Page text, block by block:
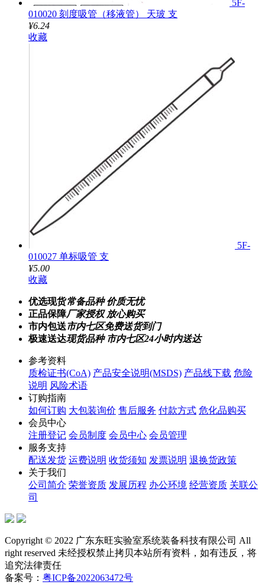
5F-
010020 刻度吸管（移液管） 天玻 支
¥6.24
收藏
5F-
010027 单标吸管 支
¥5.00
收藏
优选现货常备品种 价质无忧
正品保障厂家授权 放心购买
市内包送市内七区免费送货到门
极速送达现货品种 市内七区24小时内送达
参考资料
质检证书(CoA) 产品安全说明(MSDS) 产品线下载 危险
说明 风险术语
订购指南
如何订购 大包装询价 售后服务 付款方式 危化品购买
会员中心
注册登记 会员制度 会员中心 会员管理
服务支持
配送发货 运费说明 收货须知 发票说明 退换货政策
关于我们
公司简介 荣誉资质 发展历程 办公环境 经营资质 关联公
司
Copyright © 2022 广东东旺实验室系统装备科技有限公司 All
right reserved 未经授权禁止拷贝本站所有资料，如有违反，将
追究法律责任
备案号： 粤ICP备2022063472号